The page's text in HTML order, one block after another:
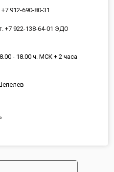
912-690-80-31
+7 922-138-64-01 ЭДО
- 18.00 ч. МСК + 2 часа